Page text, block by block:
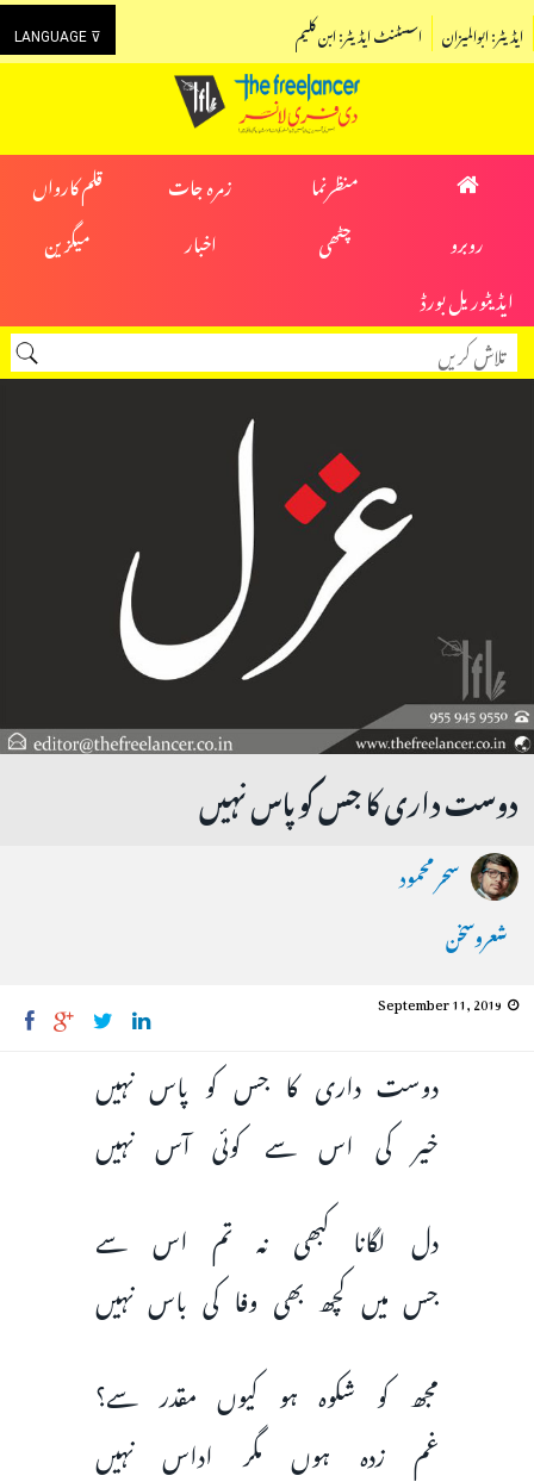
LANGUAGE ⊽ اسسٹنٹ ایڈیٹر: ابن کلیم ایڈیٹر: ابوالمیزان
منظرنما زمرہ جات
قلم کارواں
روبرو
چٹھی اخبار
میگزین
ایڈیٹوریل بورڈ
دوست داری کا جس کو پاس نہیں
سحر محمود
شعروسخن
September 11, 2019
دوست داری کا جس کو پاس نہیں
خیر کی اس سے کوئی آس نہیں
دل لگانا کبھی نہ تم اس سے
جس میں کچھ بھی وفا کی باس نہیں
مجھ کو شکوہ ہو کیوں مقدر سے؟
غم زدہ ہوں مگر اداس نہیں